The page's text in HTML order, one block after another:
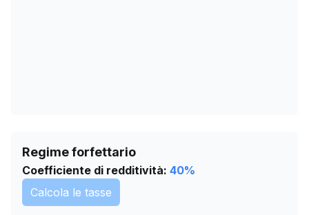
Regime forfettario
Coefficiente di redditività: 40%
Calcola le tasse